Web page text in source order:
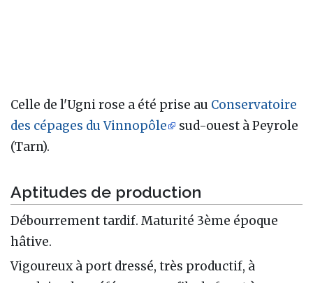
Celle de l'Ugni rose a été prise au Conservatoire
des cépages du Vinnopôle
sud-ouest à Peyrole
(Tarn).
Aptitudes de production
Débourrement tardif. Maturité 3ème époque
hâtive.
Vigoureux à port dressé, très productif, à